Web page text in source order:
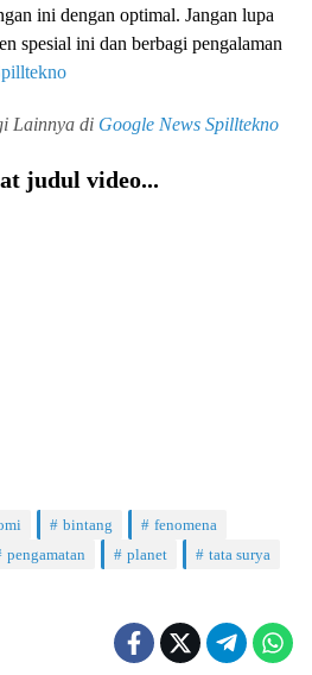
ini dengan optimal. Jangan lupa
spesial ini dan berbagi pengalaman
Lainnya di Google News Spilltekno
judul video...
bintang
fenomena
pengamatan planet
tata surya